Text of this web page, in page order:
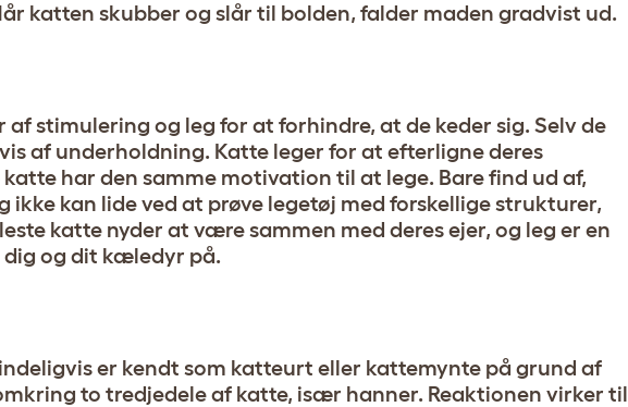
katten skubber og slår til bolden, falder maden gradvist ud.
af stimulering og leg for at forhindre, at de keder sig. Selv de
af underholdning. Katte leger for at efterligne deres
har den samme motivation til at lege. Bare find ud af,
ikke kan lide ved at prøve legetøj med forskellige strukturer,
katte nyder at være sammen med deres ejer, og leg er en
og dit kæledyr på.
er kendt som katteurt eller kattemynte på grund af
to tredjedele af katte, især hanner. Reaktionen virker til